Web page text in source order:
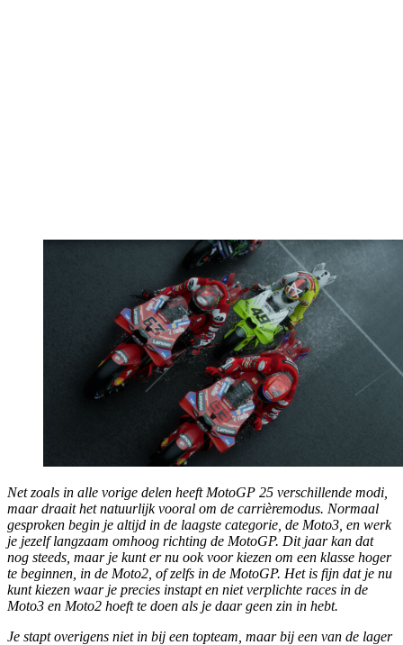
Net zoals in alle vorige delen heeft MotoGP 25 verschillende modi,
maar draait het natuurlijk vooral om de carrièremodus. Normaal
gesproken begin je altijd in de laagste categorie, de Moto3, en werk
je jezelf langzaam omhoog richting de MotoGP. Dit jaar kan dat
nog steeds, maar je kunt er nu ook voor kiezen om een klasse hoger
te beginnen, in de Moto2, of zelfs in de MotoGP. Het is fijn dat je nu
kunt kiezen waar je precies instapt en niet verplichte races in de
Moto3 en Moto2 hoeft te doen als je daar geen zin in hebt.
Je stapt overigens niet in bij een topteam, maar bij een van de lager